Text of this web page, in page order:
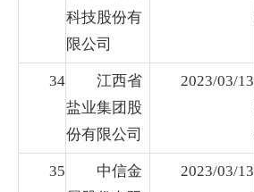
科技股份有
限公司
34
江西省
盐业集团股
份有限公司
2023/03/13
35
中信金
2023/03/13